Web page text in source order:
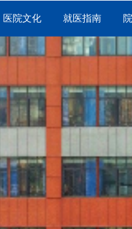
医院文化 就医指南